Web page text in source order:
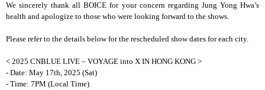
We sincerely thank all BOICE for your concern regarding Jung Yong Hwa’s
health and apologize to those who were looking forward to the shows.
Please refer to the details below for the rescheduled show dates for each city.
< 2025 CNBLUE LIVE – VOYAGE into X IN HONG KONG >
- Date: May 17th, 2025 (Sat)
- Time: 7PM (Local Time)